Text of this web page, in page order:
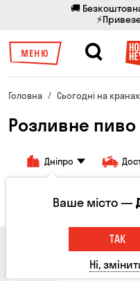
🚚
МЕНЮ
Головна Сьогодні на кранах
Розливне пиво
Дніпро
Всі товари Пиво
Ваше місто —
ТАК
Ні,